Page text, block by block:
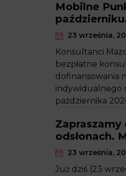
Mobilne
23 września,
Konsultanci
bezpłatne
dofinansowania
indywidualnego
października
odsłonach.
23 września,
Już dziś (23